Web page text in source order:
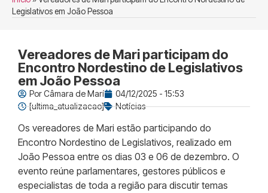
Legislativos em João Pessoa
Vereadores de Mari participam do
Encontro Nordestino de Legislativos
em João Pessoa
PorCâmara de Marí
04/12/2025 - 15:53
[ultima_atualizacao]
Notícias
Os vereadores de Mari estão participando do
Encontro Nordestino de Legislativos, realizado em
João Pessoa entre os dias 03 e 06 de dezembro. O
evento reúne parlamentares, gestores públicos e
especialistas de toda a região para discutir temas